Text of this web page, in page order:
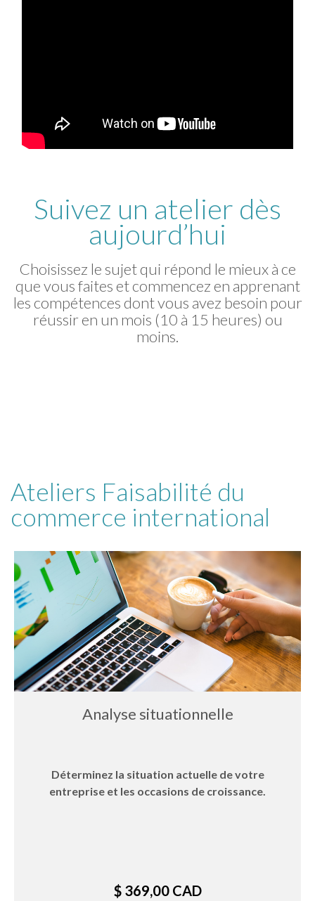
Suivez un atelier dès
aujourd’hui
Choisissez le sujet qui répond le mieux à ce
que vous faites et commencez en apprenant
les compétences dont vous avez besoin pour
réussir en un mois (10 à 15 heures) ou
moins.
Ateliers Faisabilité du
commerce international
Analyse situationnelle
Déterminez la situation actuelle de votre
entreprise et les occasions de croissance.
$ 369,00 CAD